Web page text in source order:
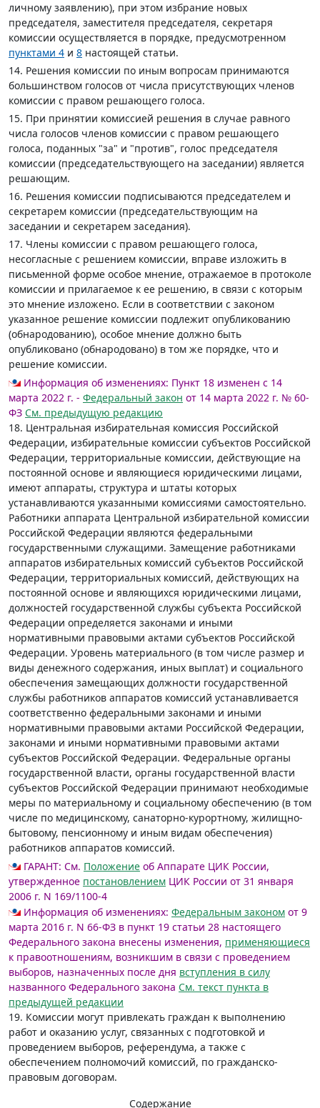
личному заявлению), при этом избрание новых
председателя, заместителя председателя, секретаря
комиссии осуществляется в порядке, предусмотренном
пунктами 4 и 8 настоящей статьи.
14. Решения комиссии по иным вопросам принимаются
большинством голосов от числа присутствующих членов
комиссии с правом решающего голоса.
15. При принятии комиссией решения в случае равного
числа голосов членов комиссии с правом решающего
голоса, поданных "за" и "против", голос председателя
комиссии (председательствующего на заседании) является
решающим.
16. Решения комиссии подписываются председателем и
секретарем комиссии (председательствующим на
заседании и секретарем заседания).
17. Члены комиссии с правом решающего голоса,
несогласные с решением комиссии, вправе изложить в
письменной форме особое мнение, отражаемое в протоколе
комиссии и прилагаемое к ее решению, в связи с которым
это мнение изложено. Если в соответствии с законом
указанное решение комиссии подлежит опубликованию
(обнародованию), особое мнение должно быть
опубликовано (обнародовано) в том же порядке, что и
решение комиссии.
Информация об изменениях: Пункт 18 изменен с 14
марта 2022 г. - Федеральный закон от 14 марта 2022 г. № 60-
ФЗ См. предыдущую редакцию
18. Центральная избирательная комиссия Российской
Федерации, избирательные комиссии субъектов Российской
Федерации, территориальные комиссии, действующие на
постоянной основе и являющиеся юридическими лицами,
имеют аппараты, структура и штаты которых
устанавливаются указанными комиссиями самостоятельно.
Работники аппарата Центральной избирательной комиссии
Российской Федерации являются федеральными
государственными служащими. Замещение работниками
аппаратов избирательных комиссий субъектов Российской
Федерации, территориальных комиссий, действующих на
постоянной основе и являющихся юридическими лицами,
должностей государственной службы субъекта Российской
Федерации определяется законами и иными
нормативными правовыми актами субъектов Российской
Федерации. Уровень материального (в том числе размер и
виды денежного содержания, иных выплат) и социального
обеспечения замещающих должности государственной
службы работников аппаратов комиссий устанавливается
соответственно федеральными законами и иными
нормативными правовыми актами Российской Федерации,
законами и иными нормативными правовыми актами
субъектов Российской Федерации. Федеральные органы
государственной власти, органы государственной власти
субъектов Российской Федерации принимают необходимые
меры по материальному и социальному обеспечению (в том
числе по медицинскому, санаторно-курортному, жилищно-
бытовому, пенсионному и иным видам обеспечения)
работников аппаратов комиссий.
ГАРАНТ: См. Положение об Аппарате ЦИК России,
утвержденное постановлением ЦИК России от 31 января
2006 г. N 169/1100-4
Информация об изменениях: Федеральным законом от 9
марта 2016 г. N 66-ФЗ в пункт 19 статьи 28 настоящего
Федерального закона внесены изменения, применяющиеся
к правоотношениям, возникшим в связи с проведением
выборов, назначенных после дня вступления в силу
названного Федерального закона См. текст пункта в
предыдущей редакции
19. Комиссии могут привлекать граждан к выполнению
работ и оказанию услуг, связанных с подготовкой и
проведением выборов, референдума, а также с
обеспечением полномочий комиссий, по гражданско-
правовым договорам.
Содержание